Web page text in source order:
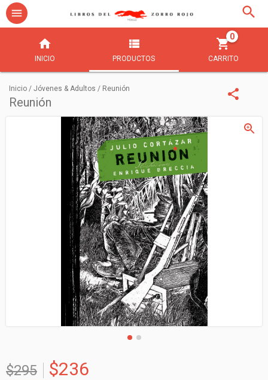
INICIO PRODUCTOS CARRITO
0
Inicio / Jóvenes & Adultos / Reunión
Reunión
$295 $236